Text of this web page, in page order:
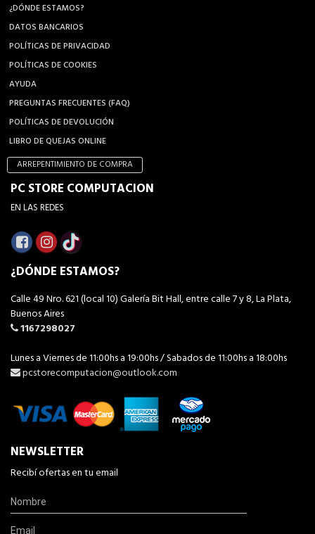
¿DÓNDE ESTAMOS?
DATOS BANCARIOS
POLÍTICAS DE PRIVACIDAD
POLÍTICAS DE COOKIES
AYUDA
PREGUNTAS FRECUENTES (FAQ)
POLÍTICAS DE DEVOLUCIÓN
LIBRO DE QUEJAS ONLINE
ARREPENTIMIENTO DE COMPRA
PC STORE COMPUTACION
EN LAS REDES
¿DÓNDE ESTAMOS?
Calle 49 Nro. 621 (local 10) Galería Bit Hall, entre calle 7 y 8, La Plata,
Buenos Aires
1167298027
Lunes a Viernes de 11:00hs a 19:00hs / Sabados de 11:00hs a 18:00hs
pcstorecomputacion@outlook.com
NEWSLETTER
Recibí ofertas en tu email